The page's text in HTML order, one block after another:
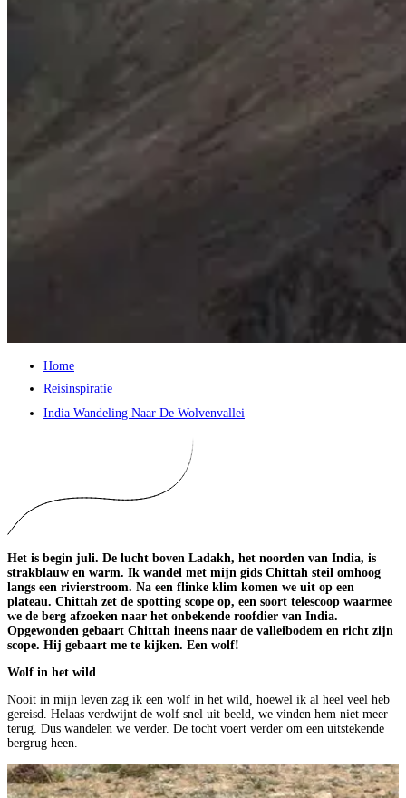
Home
Reisinspiratie
India Wandeling Naar De Wolvenvallei
Het is begin juli. De lucht boven Ladakh, het noorden van India, is
strakblauw en warm. Ik wandel met mijn gids Chittah steil omhoog
langs een rivierstroom. Na een flinke klim komen we uit op een
plateau. Chittah zet de spotting scope op, een soort telescoop waarmee
we de berg afzoeken naar het onbekende roofdier van India.
Opgewonden gebaart Chittah ineens naar de valleibodem en richt zijn
scope. Hij gebaart me te kijken. Een wolf!
Wolf in het wild
Nooit in mijn leven zag ik een wolf in het wild, hoewel ik al heel veel heb
gereisd. Helaas verdwijnt de wolf snel uit beeld, we vinden hem niet meer
terug. Dus wandelen we verder. De tocht voert verder om een uitstekende
bergrug heen.